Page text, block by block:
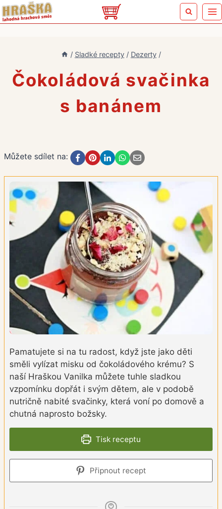
Přeskočit
na
/ Sladké recepty / Dezerty /
Čokoládová svačinka
s banánem
Můžete sdílet na:
Pamatujete si na tu radost, když jste jako děti
směli vylízat misku od čokoládového krému? S
naší Hraškou Vanilka můžete tuhle sladkou
vzpomínku dopřát i svým dětem, ale v podobě
nutričně nabité svačinky, která voní po domově a
chutná naprosto božsky.
Tisk receptu
Připnout recept